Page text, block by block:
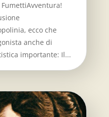
ecco che
anche di
importante: Il...